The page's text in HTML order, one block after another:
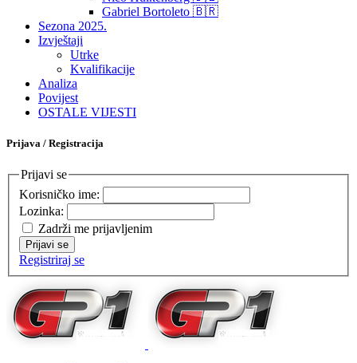
Gabriel Bortoleto 🇧🇷
Sezona 2025.
Izvještaji
Utrke
Kvalifikacije
Analiza
Povijest
OSTALE VIJESTI
Prijava / Registracija
Prijavi se
Korisničko ime:
Lozinka:
Zadrži me prijavljenim
Prijavi se
Registriraj se